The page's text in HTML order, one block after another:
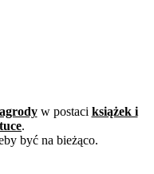
w postaci książek i
.
być na bieżąco.